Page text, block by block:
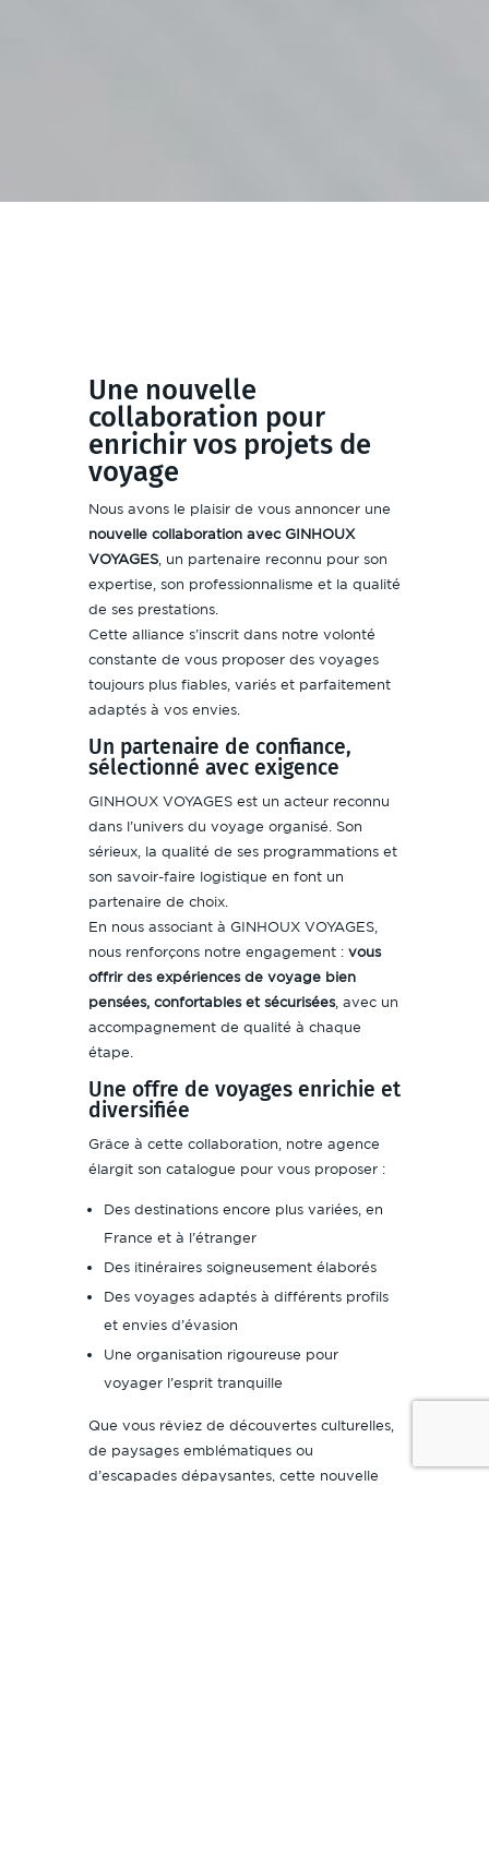
Une nouvelle
collaboration pour
enrichir vos projets de
voyage
Nous avons le plaisir de vous annoncer une
nouvelle collaboration avec GINHOUX
VOYAGES, un partenaire reconnu pour son
expertise, son professionnalisme et la qualité
de ses prestations.
Cette alliance s’inscrit dans notre volonté
constante de vous proposer des voyages
toujours plus fiables, variés et parfaitement
adaptés à vos envies.
Un partenaire de confiance,
sélectionné avec exigence
GINHOUX VOYAGES est un acteur reconnu
dans l’univers du voyage organisé. Son
sérieux, la qualité de ses programmations et
son savoir-faire logistique en font un
partenaire de choix.
En nous associant à GINHOUX VOYAGES,
nous renforçons notre engagement : vous
offrir des expériences de voyage bien
pensées, confortables et sécurisées, avec un
accompagnement de qualité à chaque
étape.
Une offre de voyages enrichie et
diversifiée
Grâce à cette collaboration, notre agence
élargit son catalogue pour vous proposer :
Des destinations encore plus variées, en
France et à l’étranger
Des itinéraires soigneusement élaborés
Des voyages adaptés à différents profils
et envies d’évasion
Une organisation rigoureuse pour
voyager l’esprit tranquille
Que vous rêviez de découvertes culturelles,
de paysages emblématiques ou
d’escapades dépaysantes, cette nouvelle